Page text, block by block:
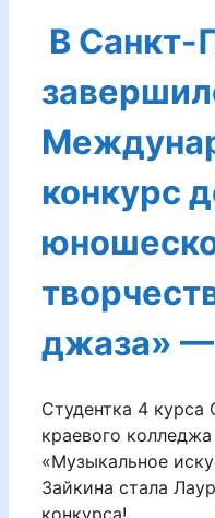
В Санкт-
конкурс
джаза»
Студентка 4 курса
краевого
«Музыкальное
Зайкина стала